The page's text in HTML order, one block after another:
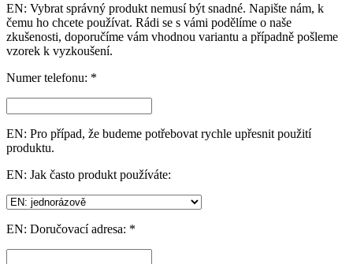
EN: Vybrat správný produkt nemusí být snadné. Napište nám, k
čemu ho chcete používat. Rádi se s vámi podělíme o naše
zkušenosti, doporučíme vám vhodnou variantu a případně pošleme
vzorek k vyzkoušení.
Numer telefonu: *
EN: Pro případ, že budeme potřebovat rychle upřesnit použití
produktu.
EN: Jak často produkt používáte:
EN: Doručovací adresa: *